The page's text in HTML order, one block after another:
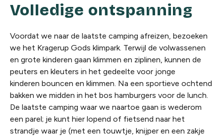
Volledige ontspanning
Voordat we naar de laatste camping afreizen, bezoeken
we het Kragerup Gods klimpark. Terwijl de volwassenen
en grote kinderen gaan klimmen en ziplinen, kunnen de
peuters en kleuters in het gedeelte voor jonge
kinderen bouncen en klimmen. Na een sportieve ochtend
bakken we midden in het bos hamburgers voor de lunch.
De laatste camping waar we naartoe gaan is wederom
een parel; je kunt hier lopend of fietsend naar het
strandje waar je (met een touwtje, knijper en een zakje